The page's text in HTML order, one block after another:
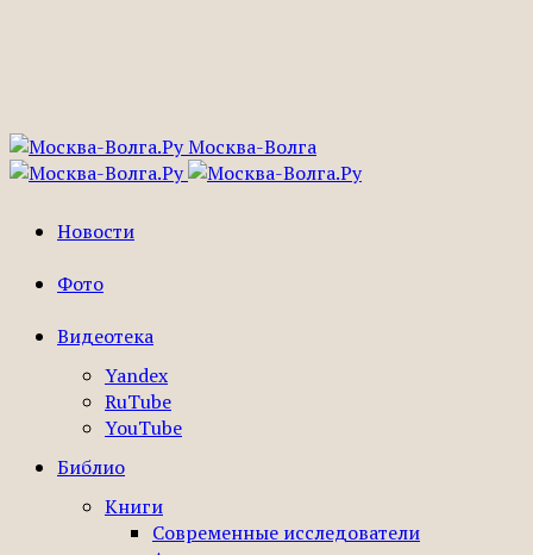
Москва-Волга
Новости
Фото
Видеотека
Yandex
RuTube
YouTube
Библио
Книги
Современные исследователи